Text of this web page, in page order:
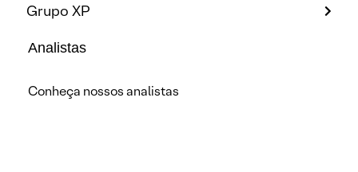
Grupo XP
Analistas
Conheça nossos analistas